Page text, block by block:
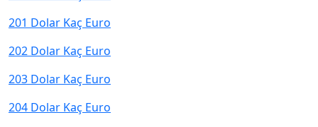
201 Dolar Kaç Euro
202 Dolar Kaç Euro
203 Dolar Kaç Euro
204 Dolar Kaç Euro